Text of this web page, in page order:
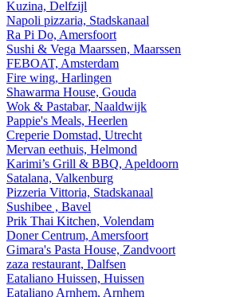
Kuzina, Delfzijl
Napoli pizzaria, Stadskanaal
Ra Pi Do, Amersfoort
Sushi & Vega Maarssen, Maarssen
FEBOAT, Amsterdam
Fire wing, Harlingen
Shawarma House, Gouda
Wok & Pastabar, Naaldwijk
Pappie's Meals, Heerlen
Creperie Domstad, Utrecht
Mervan eethuis, Helmond
Karimi’s Grill & BBQ, Apeldoorn
Satalana, Valkenburg
Pizzeria Vittoria, Stadskanaal
Sushibee , Bavel
Prik Thai Kitchen, Volendam
Doner Centrum, Amersfoort
Gimara's Pasta House, Zandvoort
zaza restaurant, Dalfsen
Eataliano Huissen, Huissen
Eataliano Arnhem, Arnhem